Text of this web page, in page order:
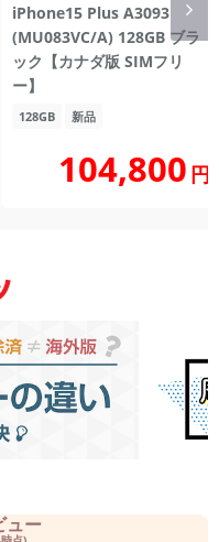
iPhone15 Plus A3093
(MU083VC/A) 128GB ブラ
ック【カナダ版 SIMフリ
ー】
128GB 新品
104,800円
ュー